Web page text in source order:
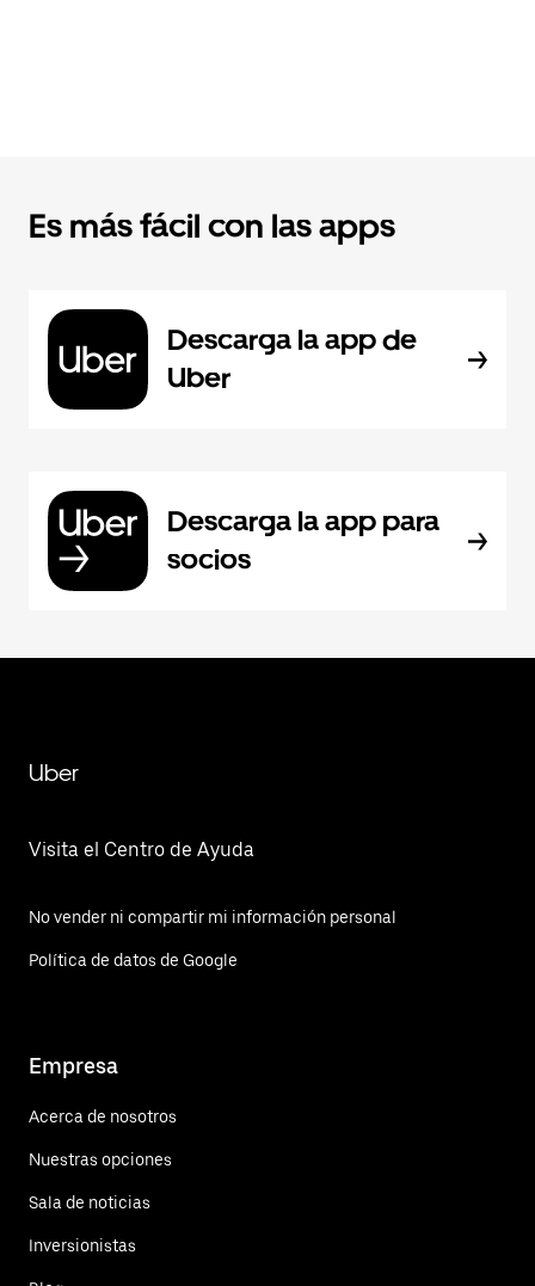
Es más fácil con las apps
Descarga la app de
Uber
Descarga la app para
socios
Uber
Visita el Centro de Ayuda
No vender ni compartir mi información personal
Política de datos de Google
Empresa
Acerca de nosotros
Nuestras opciones
Sala de noticias
Inversionistas